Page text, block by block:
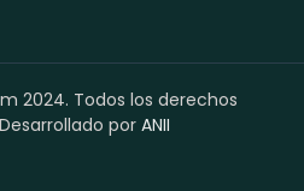
2024. Todos los derechos
porANII